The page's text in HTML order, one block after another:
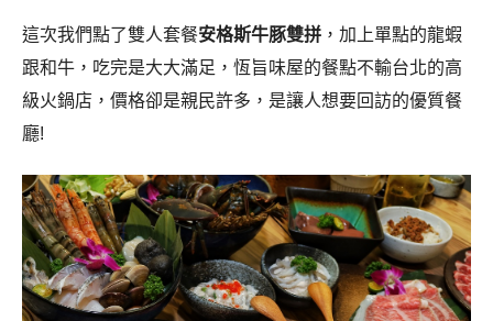
這次我們點了雙人套餐安格斯牛豚雙拼 ，加上單點的龍蝦
跟和牛，吃完是大大滿足，恆旨味屋的餐點不輸台北的高
級火鍋店，價格卻是親民許多，是讓人想要回訪的優質餐
廳!